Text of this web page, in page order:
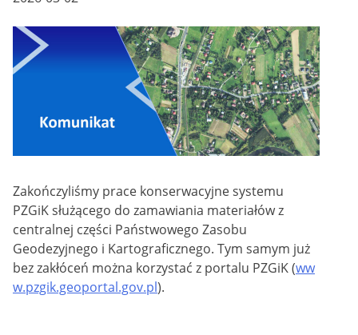
Zakończyliśmy prace konserwacyjne systemu
PZGiK służącego do zamawiania materiałów z
centralnej części Państwowego Zasobu
Geodezyjnego i Kartograficznego. Tym samym już
bez zakłóceń można korzystać z portalu PZGiK (ww
w.pzgik.geoportal.gov.pl).